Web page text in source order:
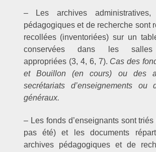
– Les archives administratives,
pédagogiques et de recherche sont
recollées (inventoriées) sur un
conservées dans les salles
appropriées (3, 4, 6, 7). Cas des
et Bouillon (en cours) ou des
secrétariats d’enseignements ou
généraux.
– Les fonds d’enseignants sont triés
pas été) et les documents
archives pédagogiques et de